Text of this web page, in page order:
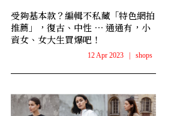
受夠基本款？編輯不私藏「特色網拍
推薦」，復古、中性 ⋯ 通通有，小
資女、女大生買爆吧！
12 Apr 2023 shops